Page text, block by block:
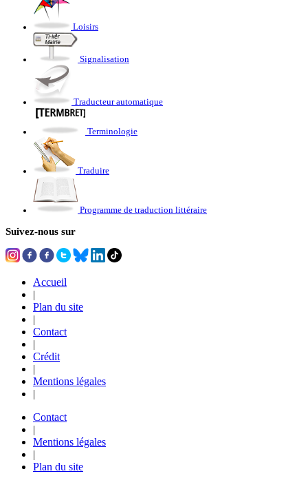
Loisirs
Signalisation
Traducteur automatique
Terminologie
Traduire
Programme de traduction littéraire
Suivez-nous sur
Accueil
|
Plan du site
|
Contact
|
Crédit
|
Mentions légales
|
Contact
|
Mentions légales
|
Plan du site